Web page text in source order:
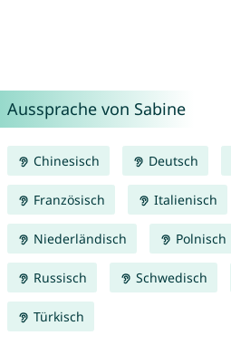
Aussprache von Sabine
Chinesisch Deutsch
Französisch Italienisch
Niederländisch Polnisch
Russisch Schwedisch
Türkisch